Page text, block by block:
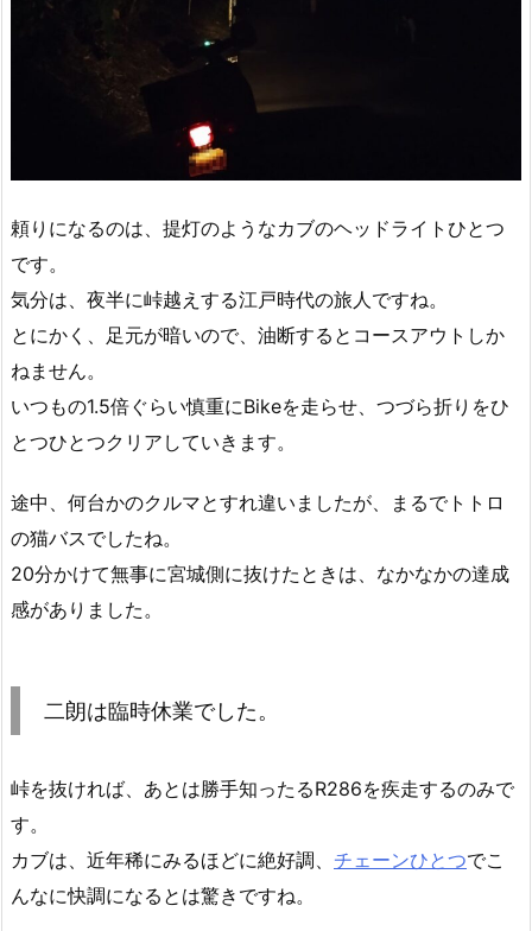
頼りになるのは、提灯のようなカブのヘッドライトひとつ
です。
気分は、夜半に峠越えする江戸時代の旅人ですね。
とにかく、足元が暗いので、油断するとコースアウトしか
ねません。
いつもの1.5倍ぐらい慎重にBikeを走らせ、つづら折りをひ
とつひとつクリアしていきます。
途中、何台かのクルマとすれ違いましたが、まるでトトロ
の猫バスでしたね。
20分かけて無事に宮城側に抜けたときは、なかなかの達成
感がありました。
二朗は臨時休業でした。
峠を抜ければ、あとは勝手知ったるR286を疾走するのみで
す。
カブは、近年稀にみるほどに絶好調、 チェーンひとつでこ
んなに快調になるとは驚きですね。